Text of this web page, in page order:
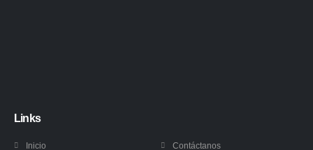
Links
Inicio Contáctanos